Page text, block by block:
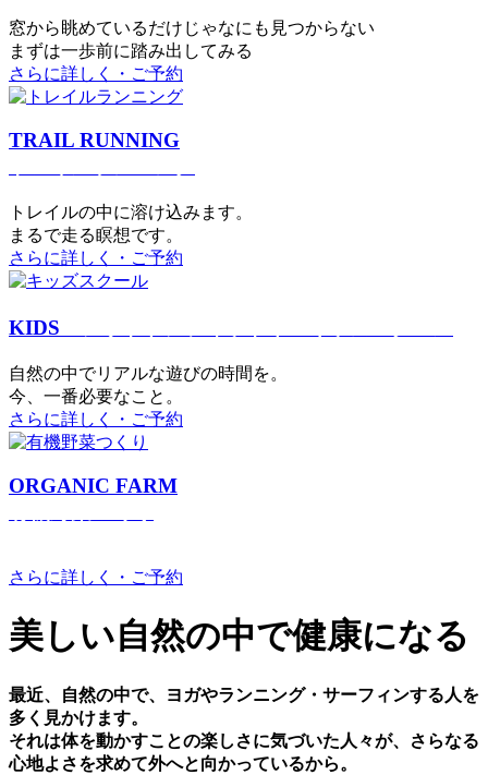
窓から眺めているだけじゃなにも見つからない
まずは一歩前に踏み出してみる
さらに詳しく・ご予約
TRAIL RUNNING
トレイルの中に溶け込みます。
まるで⾛る瞑想です。
さらに詳しく・ご予約
KIDS
⾃然の中でリアルな遊びの時間を。
今、⼀番必要なこと。
さらに詳しく・ご予約
ORGANIC FARM
さらに詳しく・ご予約
美しい⾃然の中で健康になる
最近、⾃然の中で、ヨガやランニング・サーフィンする⼈を
多く⾒かけます。
それは体を動かすことの楽しさに気づいた⼈々が、さらなる
⼼地よさを求めて外へと向かっているから。